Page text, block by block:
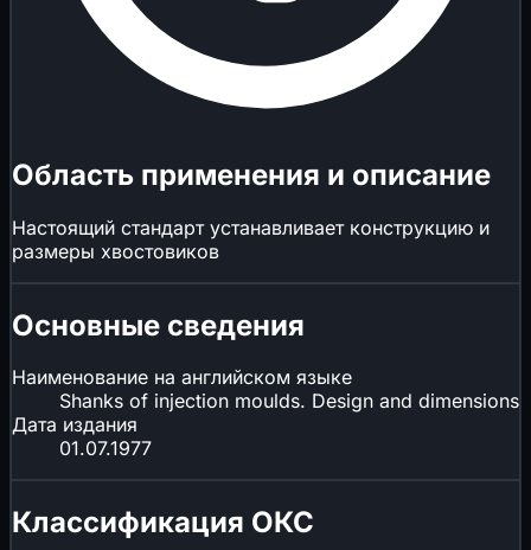
Область применения и описание
Настоящий стандарт устанавливает конструкцию и
размеры хвостовиков
Основные сведения
Наименование на английском языке
Shanks of injection moulds. Design and dimensions
Дата издания
01.07.1977
Классификация ОКС